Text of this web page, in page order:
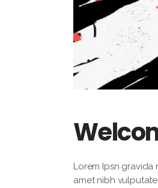
Lorem Ipsn gravida
amet nibh